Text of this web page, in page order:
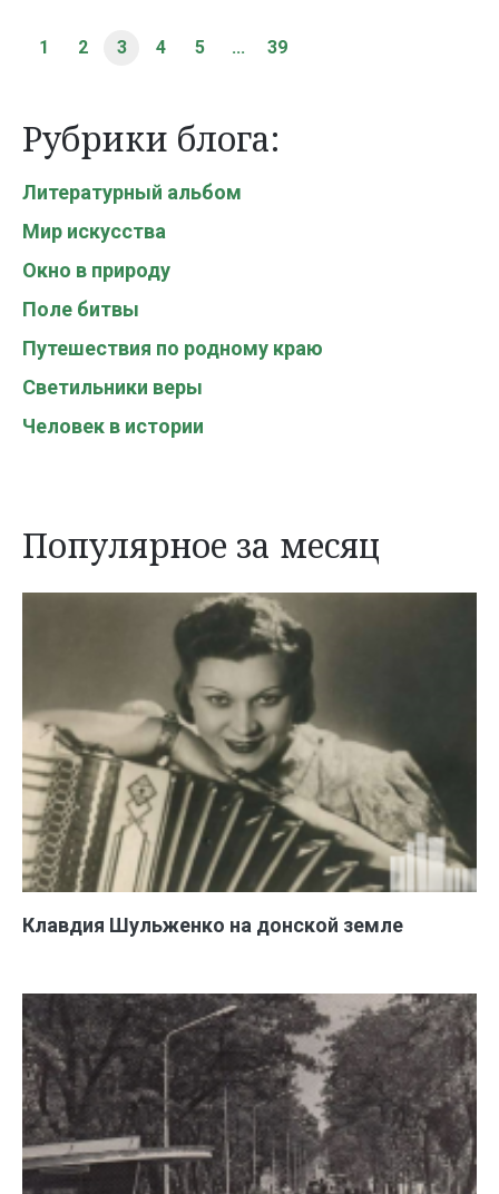
1 2 3 4 5 ... 39
Рубрики блога:
Литературный альбом
Мир искусства
Окно в природу
Поле битвы
Путешествия по родному краю
Светильники веры
Человек в истории
Популярное за месяц
Клавдия Шульженко на донской земле